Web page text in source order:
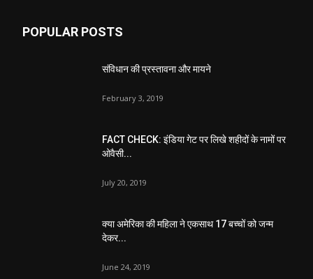
POPULAR POSTS
संविधान की प्रस्तावना और मायने
February 3, 2019
FACT CHECK: इंडिया गेट पर लिखे शहीदों के नामों पर
ओवैसी...
July 20, 2019
क्या अमेरिका की महिला ने एकसाथ 17 बच्चों को जन्म
देकर...
June 24, 2019